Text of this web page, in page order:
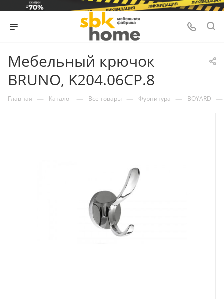
Мебельный крючок
BRUNO, K204.06CP.8
Главная — Каталог — Все товары — Фурнитура — BOYARD —